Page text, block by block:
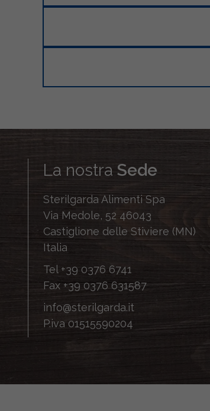
La nostra Sede
Sterilgarda Alimenti Spa
Via Medole, 52 46043
Castiglione delle Stiviere (MN)
Italia
Tel +39 0376 6741
Fax +39 0376 631587
info@sterilgarda.it
P.iva 01515590204